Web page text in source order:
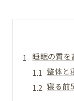
睡眠の質を
整体と
寝る前